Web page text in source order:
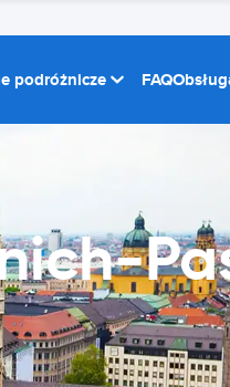
podróżnicze FAQ